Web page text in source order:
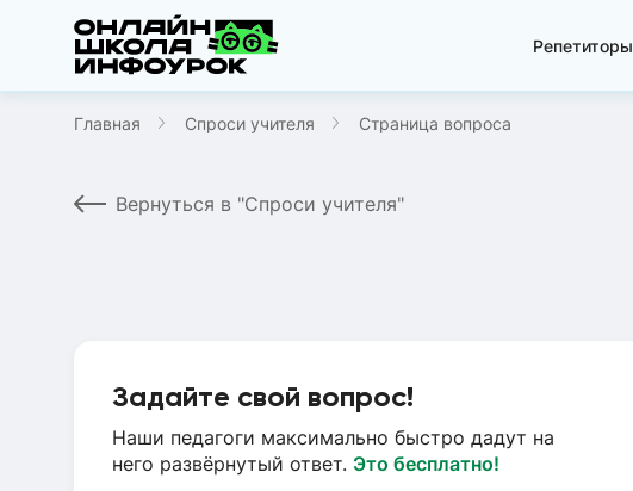
Репетиторы
Главная Спроси учителя Страница вопроса
Вернуться в "Спроси учителя"
Задайте свой вопрос!
Наши педагоги максимально быстро дадут на
него развёрнутый ответ. Это бесплатно!